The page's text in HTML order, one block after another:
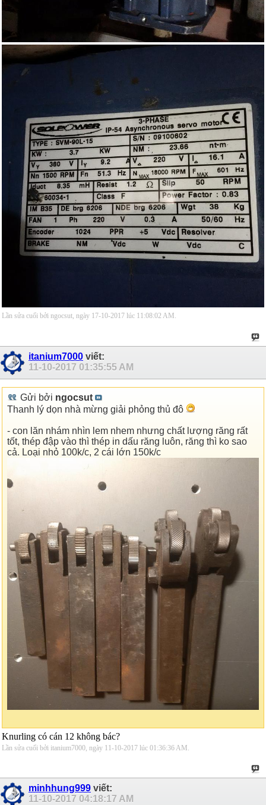
Lần sửa cuối bởi ngocsut, ngày 17-10-2017 lúc 11:08:02 AM .
itanium7000 viết:
11-10-2017 01:35:55 AM
Gửi bởi ngocsut
Thanh lý dọn nhà mừng giải phỏng thủ đô
- con lăn nhám nhìn lem nhem nhưng chất lượng răng rất
tốt, thép đập vào thì thép in dấu răng luôn, răng thì ko sao
cả. Loại nhỏ 100k/c, 2 cái lớn 150k/c
Knurling có cán 12 không bác?
Lần sửa cuối bởi itanium7000, ngày 11-10-2017 lúc 01:36:36 AM .
minhhung999 viết:
11-10-2017 04:18:17 AM